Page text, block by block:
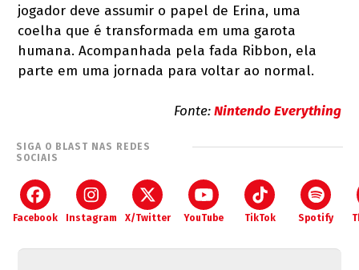
jogador deve assumir o papel de Erina, uma
coelha que é transformada em uma garota
humana. Acompanhada pela fada Ribbon, ela
parte em uma jornada para voltar ao normal.
Fonte:Nintendo Everything
SIGA O BLAST NAS REDES
SOCIAIS
Facebook Instagram X/Twitter YouTube TikTok Spotify